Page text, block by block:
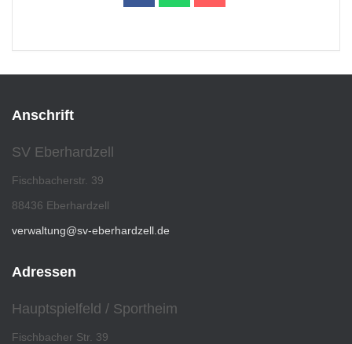
Anschrift
SV Eberhardzell
Fischbacherstr. 39
88436 Eberhardzell
verwaltung@sv-eberhardzell.de
Adressen
Hauptspielfeld / Sportheim
Fischbacher Str. 39